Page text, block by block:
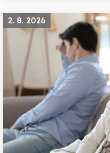
2. 8. 2026